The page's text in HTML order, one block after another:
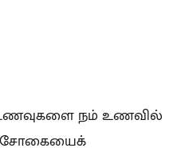
உணவுகளை நம் உணவில்
சோகையைக்